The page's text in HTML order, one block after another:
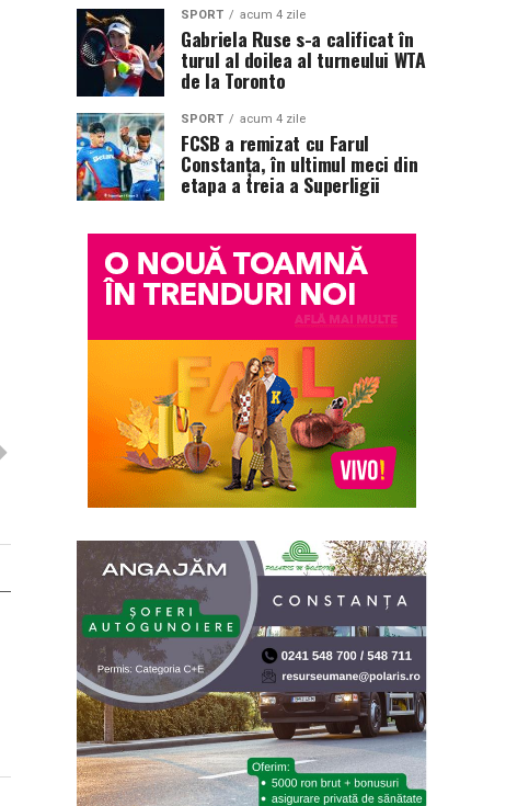
SPORT acum 4 zile
Gabriela Ruse s-a calificat în
turul al doilea al turneului WTA
de la Toronto
SPORT acum 4 zile
FCSB a remizat cu Farul
Constanța, în ultimul meci din
etapa a treia a Superligii